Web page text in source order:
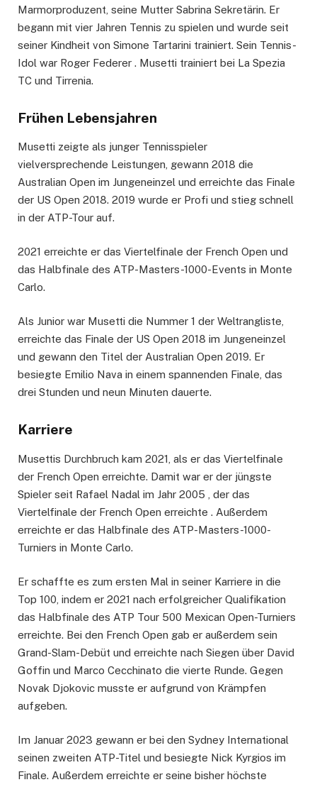
Marmorproduzent, seine Mutter Sabrina Sekretärin. Er
begann mit vier Jahren Tennis zu spielen und wurde seit
seiner Kindheit von Simone Tartarini trainiert. Sein Tennis-
Idol war Roger Federer . Musetti trainiert bei La Spezia
TC und Tirrenia.
Frühen Lebensjahren
Musetti zeigte als junger Tennisspieler
vielversprechende Leistungen, gewann 2018 die
Australian Open im Jungeneinzel und erreichte das Finale
der US Open 2018. 2019 wurde er Profi und stieg schnell
in der ATP-Tour auf.
2021 erreichte er das Viertelfinale der French Open und
das Halbfinale des ATP-Masters-1000-Events in Monte
Carlo.
Als Junior war Musetti die Nummer 1 der Weltrangliste,
erreichte das Finale der US Open 2018 im Jungeneinzel
und gewann den Titel der Australian Open 2019. Er
besiegte Emilio Nava in einem spannenden Finale, das
drei Stunden und neun Minuten dauerte.
Karriere
Musettis Durchbruch kam 2021, als er das Viertelfinale
der French Open erreichte. Damit war er der jüngste
Spieler seit Rafael Nadal im Jahr 2005 , der das
Viertelfinale der French Open erreichte . Außerdem
erreichte er das Halbfinale des ATP-Masters-1000-
Turniers in Monte Carlo.
Er schaffte es zum ersten Mal in seiner Karriere in die
Top 100, indem er 2021 nach erfolgreicher Qualifikation
das Halbfinale des ATP Tour 500 Mexican Open-Turniers
erreichte. Bei den French Open gab er außerdem sein
Grand-Slam-Debüt und erreichte nach Siegen über David
Goffin und Marco Cecchinato die vierte Runde. Gegen
Novak Djokovic musste er aufgrund von Krämpfen
aufgeben.
Im Januar 2023 gewann er bei den Sydney International
seinen zweiten ATP-Titel und besiegte Nick Kyrgios im
Finale. Außerdem erreichte er seine bisher höchste